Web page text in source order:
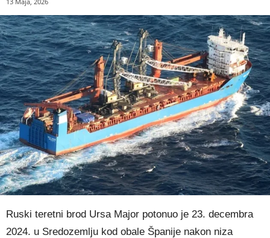
Ruski teretni brod Ursa Major potonuo je 23. decembra
2024. u Sredozemlju kod obale Španije nakon niza